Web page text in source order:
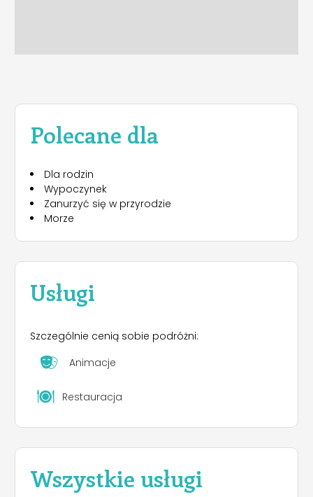
Polecane dla
Dla rodzin
Wypoczynek
Zanurzyć się w przyrodzie
Morze
Usługi
Szczególnie cenią sobie podróżni:
Animacje
Restauracja
Wszystkie usługi